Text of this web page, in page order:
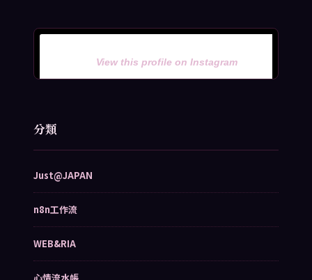
View this profile on Instagram
分類
Just@JAPAN
n8n工作流
WEB&RIA